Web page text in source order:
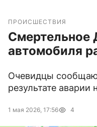
ПРОИСШЕСТВИЯ
Смертельное
автомобиля
Очевидцы
результате аварии
1 мая 2026, 17:56 4